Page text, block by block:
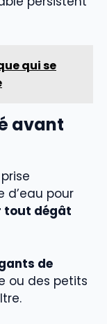
qui se
avant
d’eau pour
tout dégât
de
ou des petits